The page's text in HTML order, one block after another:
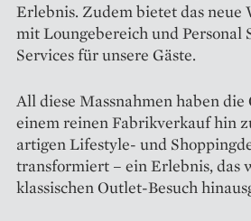
Erlebnis. Zudem bietet das neue
mit Lounge­bereich und Personal
Services für unsere Gäste.
All diese Massnahmen haben
einem reinen Fabrik­verkauf hin
artigen Lifestyle- und
transformiert – ein Erlebnis, das
klassischen Outlet-Besuch